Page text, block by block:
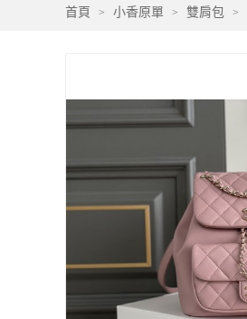
首頁 > 小香原單 > 雙肩包 >